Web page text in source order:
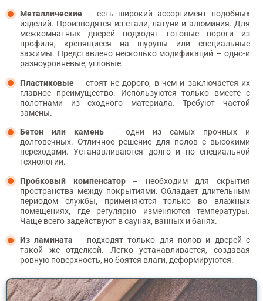
Металлические – есть широкий ассортимент подобных
изделий. Производятся из стали, латуни и алюминия. Для
межкомнатных дверей подходят готовые пороги из
профиля, крепящиеся на шурупы или специальные
зажимы. Представлено несколько модификаций – одно-и
разноуровневые, угловые.
Пластиковые – стоят не дорого, в чем и заключается их
главное преимущество. Используются только вместе с
полотнами из сходного материала. Требуют частой
замены.
Бетон или камень – одни из самых прочных и
долговечных. Отличное решение для полов с высокими
переходами. Устанавливаются долго и по специальной
технологии.
Пробковый компенсатор – необходим для скрытия
пространства между покрытиями. Обладает длительным
периодом службы, применяются только во влажных
помещениях, где регулярно изменяются температуры.
Чаще всего задействуют в саунах, ванных и банях.
Из ламината – подходят только для полов и дверей с
такой же отделкой. Легко устанавливается, создавая
ровную поверхность, но боятся влаги, деформируются.